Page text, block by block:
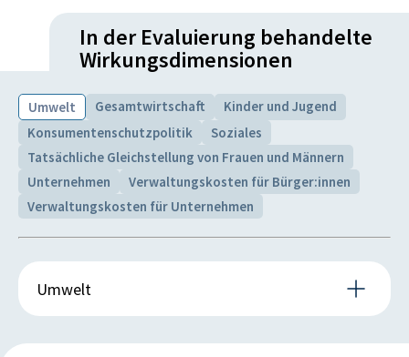
Tsd. Euro Tsd. Euro
Werkleistungen
IST
0
Tsd. Euro
PLAN
0
Tsd. Euro
Betrieblicher Sachaufwand
Es wurden in den Jahren 2020 bis 2022 jeweils 25 Mio
Euro an den Treuhänder des GCF überwiesen.
In der Evaluierung behandelte
Wirkungsdimensionen
Umwelt Gesamtwirtschaft
Kinder und Jugend
Konsumentenschutzpolitik
Soziales
Tatsächliche Gleichstellung von Frauen und Männern
Unternehmen
Verwaltungskosten für Bürger:innen
Verwaltungskosten für Unternehmen
Umwelt